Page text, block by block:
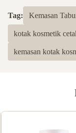
Tag: Kemasan
kotak kosmetik
kemasan kotak